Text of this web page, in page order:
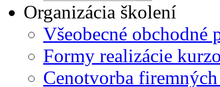
Organizácia školení
Všeobecné obchodné
Formy realizácie
Cenotvorba